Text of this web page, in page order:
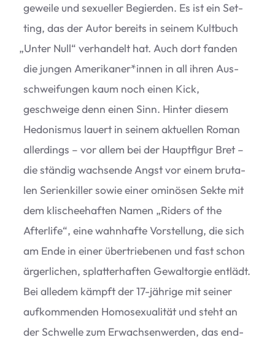
ge­weile und sexu­el­ler Begier­den. Es ist ein Set­
ting, das der Autor bereits in sei­nem Kult­buch
„Unter Null“ ver­han­delt hat. Auch dort fan­den
die jun­gen Amerikaner*innen in all ihren Aus­
schwei­fun­gen kaum noch einen Kick,
geschweige denn einen Sinn. Hin­ter die­sem
Hedo­nis­mus lau­ert in sei­nem aktu­el­len Roman
aller­dings – vor allem bei der Haupt­fi­gur Bret –
die stän­dig wach­sende Angst vor einem bru­ta­
len Seri­en­kil­ler sowie einer omi­nö­sen Sekte mit
dem kli­schee­haf­ten Namen „Riders of the
After­life“, eine wahn­hafte Vor­stel­lung, die sich
am Ende in einer über­trie­be­nen und fast schon
ärger­li­chen, splat­ter­haf­ten Gewalt­or­gie ent­lädt.
Bei alle­dem kämpft der 17-jäh­rige mit sei­ner
auf­kom­men­den Homo­se­xua­li­tät und steht an
der Schwelle zum Erwach­sen­wer­den, das end­